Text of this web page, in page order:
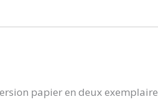
papier en deux